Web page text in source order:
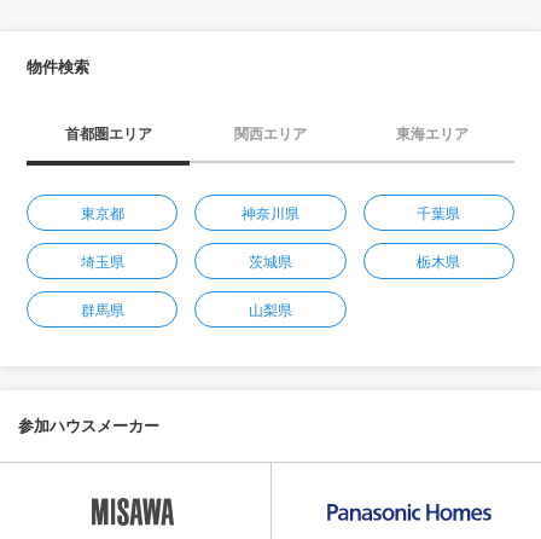
物件検索
首都圏エリア 関西エリア 東海エリア
東京都 神奈川県 千葉県
埼玉県 茨城県 栃木県
群馬県 山梨県
参加ハウスメーカー